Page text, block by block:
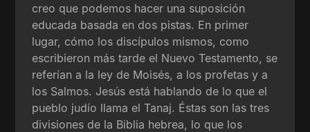
creo que podemos hacer una suposición
educada basada en dos pistas. En primer
lugar, cómo los discípulos mismos, como
escribieron más tarde el Nuevo Testamento, se
referían a la ley de Moisés, a los profetas y a
los Salmos. Jesús está hablando de lo que el
pueblo judío llama el Tanaj. Éstas son las tres
divisiones de la Biblia hebrea, lo que los